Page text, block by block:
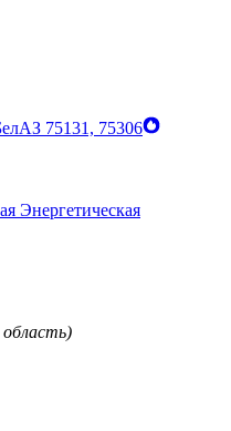
75131, 75306
Энергетическая
область)